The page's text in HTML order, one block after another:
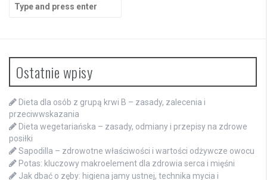
for:
Ostatnie wpisy
Dieta dla osób z grupą krwi B – zasady, zalecenia i
przeciwwskazania
Dieta wegetariańska – zasady, odmiany i przepisy na zdrowe
posiłki
Sapodilla – zdrowotne właściwości i wartości odżywcze owocu
Potas: kluczowy makroelement dla zdrowia serca i mięśni
Jak dbać o zęby: higiena jamy ustnej, technika mycia i